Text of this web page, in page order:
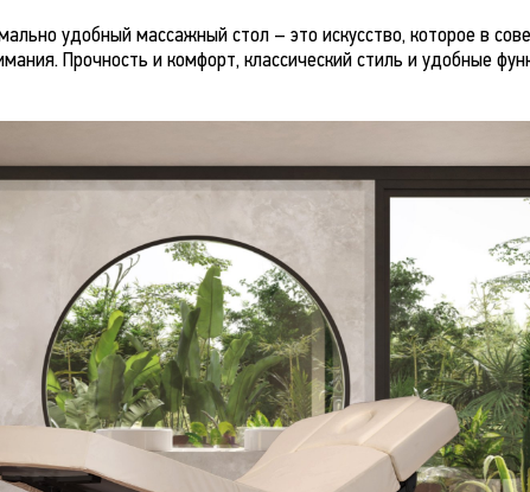
удобный массажный стол – это искусство, которое в
Прочность и комфорт, классический стиль и удобные